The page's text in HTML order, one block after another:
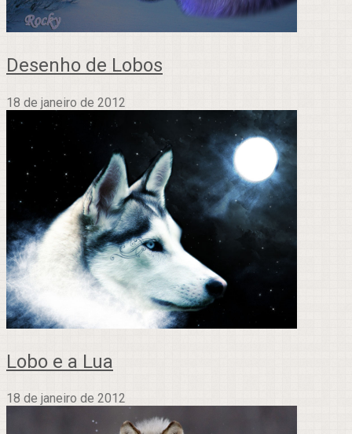
Desenho de Lobos
18 de janeiro de 2012
Lobo e a Lua
18 de janeiro de 2012